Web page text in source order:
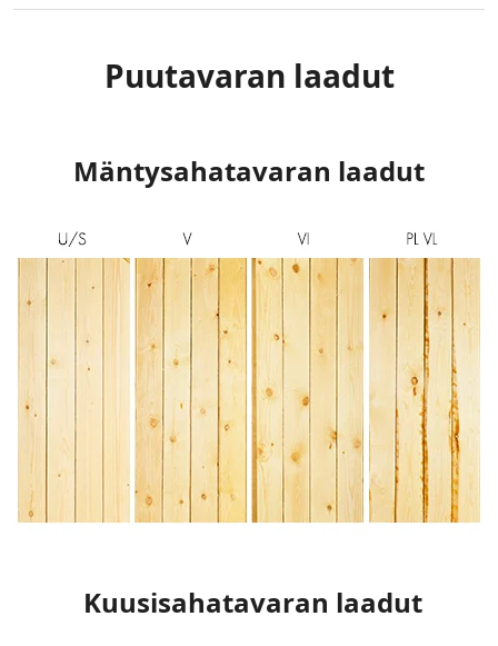
Puutavaran laadut
Mäntysahatavaran laadut
Kuusisahatavaran laadut